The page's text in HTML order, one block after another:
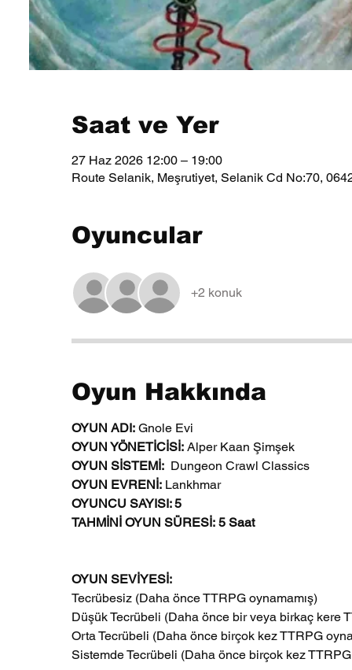
Saat ve Yer
27 Haz 2026 12:00 – 19:00
Route Selanik, Meşrutiyet, Selanik Cd No:70,
Oyuncular
+2 konuk
Oyun Hakkında
OYUN ADI: Gnole Evi
OYUN YÖNETİCİSİ: Alper Kaan Şimşek
OYUN SİSTEMİ: Dungeon Crawl Classics
OYUN EVRENİ: Lankhmar
OYUNCU SAYISI: 5
TAHMİNİ OYUN SÜRESİ: 5 Saat
OYUN SEVİYESİ:
Tecrübesiz (Daha önce TTRPG oynamamış)
Düşük Tecrübeli (Daha önce bir veya birkaç kere
Orta Tecrübeli (Daha önce birçok kez TTRPG
Sistemde Tecrübeli (Daha önce birçok kez